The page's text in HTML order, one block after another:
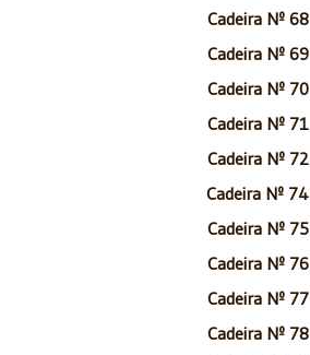
Cadeira Nº 68
Cadeira Nº 69
Cadeira Nº 70
Cadeira Nº 71
Cadeira Nº 72
Cadeira Nº 74
Cadeira Nº 75
Cadeira Nº 76
Cadeira Nº 77
Cadeira Nº 78